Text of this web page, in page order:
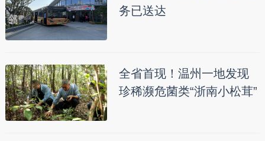
务已送达
全省首现！温州一地发现
珍稀濒危菌类“浙南小松茸”